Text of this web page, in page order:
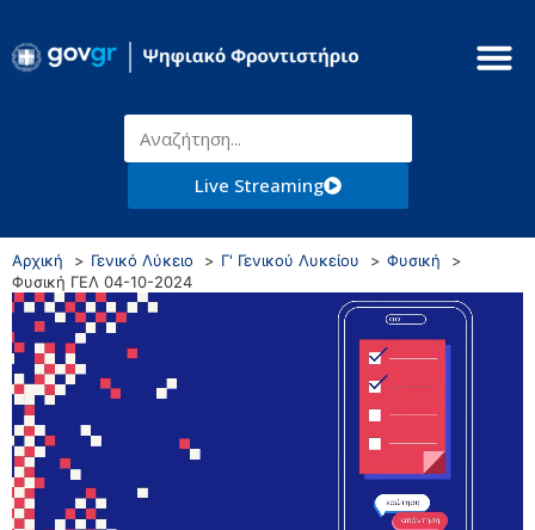
Live Streaming
Αρχική Γενικό Λύκειο Γ' Γενικού Λυκείου
Φυσική
Φυσική ΓΕΛ 04-10-2024